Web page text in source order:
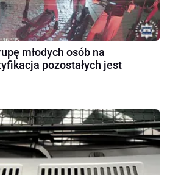
młodych osób na
pozostałych jest